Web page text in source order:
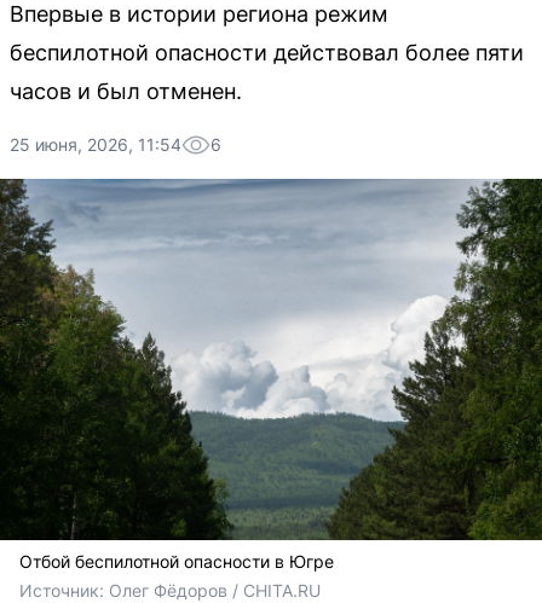
Впервые в истории региона режим
беспилотной опасности действовал более пяти
часов и был отменен.
25 июня, 2026, 11:54 6
Отбой беспилотной опасности в Югре
Источник: Олег Фёдоров / CHITA.RU